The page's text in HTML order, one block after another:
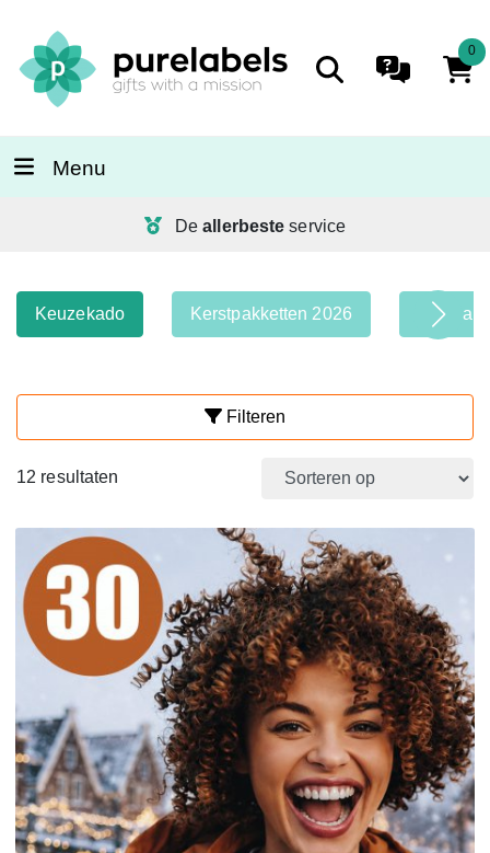
0
Menu
Deallerbeste service
Keuzekado Kerstpakketten 2026
Filteren
12 resultaten